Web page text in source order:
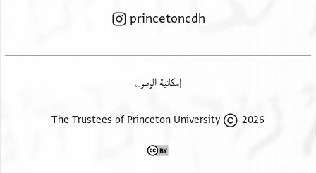
princetoncdh
إمكانية الوصول
2026 The Trustees of Princeton University